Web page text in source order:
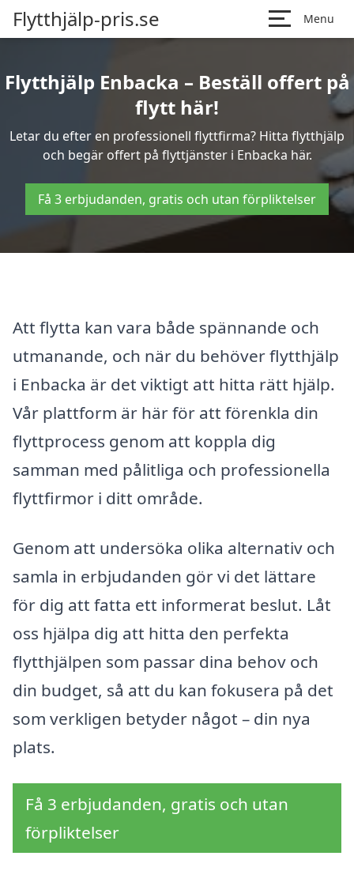
Flytthjälp-pris.se Menu
Flytthjälp Enbacka – Beställ offert på
flytt här!
Letar du efter en professionell flyttfirma? Hitta flytthjälp
och begär offert på flyttjänster i Enbacka här.
Få 3 erbjudanden, gratis och utan förpliktelser
Att flytta kan vara både spännande och
utmanande, och när du behöver flytthjälp
i Enbacka är det viktigt att hitta rätt hjälp.
Vår plattform är här för att förenkla din
flyttprocess genom att koppla dig
samman med pålitliga och professionella
flyttfirmor i ditt område.
Genom att undersöka olika alternativ och
samla in erbjudanden gör vi det lättare
för dig att fatta ett informerat beslut. Låt
oss hjälpa dig att hitta den perfekta
flytthjälpen som passar dina behov och
din budget, så att du kan fokusera på det
som verkligen betyder något – din nya
plats.
Få 3 erbjudanden, gratis och utan
förpliktelser